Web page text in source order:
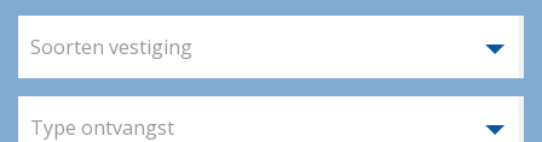
Soorten vestiging
Type ontvangst